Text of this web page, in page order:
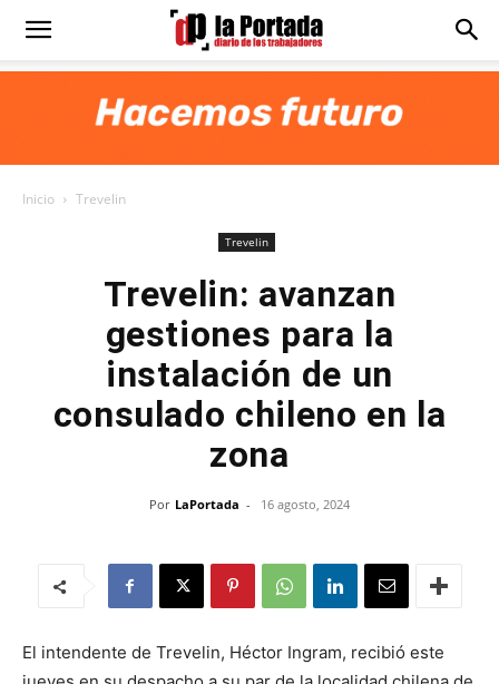
Diario
Inicio Trevelin
Trevelin
Trevelin: avanzan
gestiones para la
instalación de un
consulado chileno en la
zona
Por LaPortada - 16 agosto, 2024
El intendente de Trevelin, Héctor Ingram, recibió este